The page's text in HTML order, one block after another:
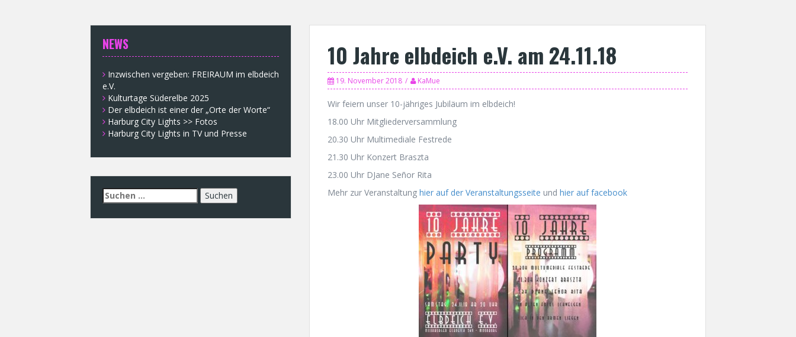
10 Jahre elbdeich e.V. am 24.11.18
19. November 2018 KaMue
Wir feiern unser 10-jähriges Jubiläum im elbdeich!
18.00 Uhr Mitgliederversammlung
20.30 Uhr Multimediale Festrede
21.30 Uhr Konzert Braszta
23.00 Uhr DJane Señor Rita
Mehr zur Veranstaltung hier auf der Veranstaltungsseite und hier auf facebook
NEWS
Inzwischen vergeben: FREIRAUM im elbdeich
e.V.
Kulturtage Süderelbe 2025
Der elbdeich ist einer der „Orte der Worte“
Harburg City Lights >> Fotos
Harburg City Lights in TV und Presse
Suchen
nach: